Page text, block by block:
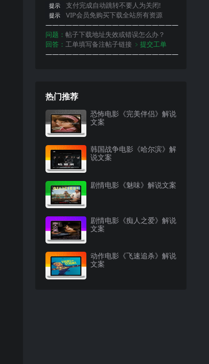
提示 支付完成自动跳转不要人为关闭!
提示
VIP会员免购买下载全站所有资源
————————————————————
问题： 帖子下载地址失效或错误怎么办？
回答： 工单填写备注帖子链接 ﹥提交工单
————————————————————
热门推荐
恐怖电影《完美伴侣》解说
文案
韩国战争电影《哈尔滨》解
说文案
剧情电影《魅味》解说文案
剧情电影《痴人之爱》解说
文案
动作电影《飞速追杀》解说
文案